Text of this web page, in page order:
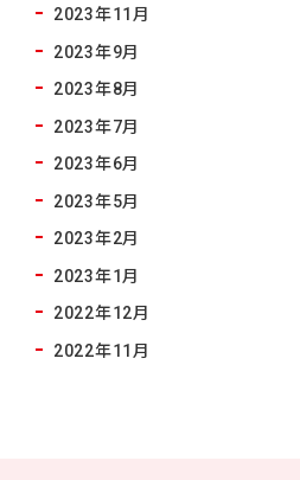
2023年11月
2023年9月
2023年8月
2023年7月
2023年6月
2023年5月
2023年2月
2023年1月
2022年12月
2022年11月